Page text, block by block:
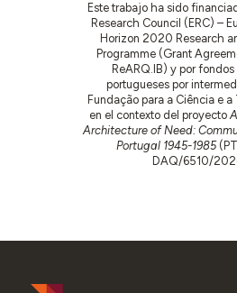
Este trabajo ha sido
Research Council (ERC) –
Horizon 2020 Research
Programme (Grant
ReARQ.IB) y por
portugueses por
Fundação para a Ciência e a
en el contexto del proyecto
Architecture of Need:
Portugal 1945-1985
DAQ/6510/